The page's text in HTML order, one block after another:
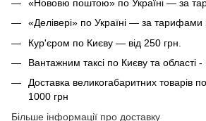
«Нововю поштою» по Україні — за
«Делівері» по Україні — за тарифами
Кур'єром по Києву — від 250 грн.
Вантажним таксі по Києву та області -
Доставка великогабаритних товарів по
1000 грн
Більше інформації про доставку